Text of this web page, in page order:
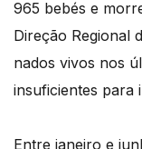
965 bebés e
Direção Regional
nados vivos nos
insuficientes para
Entre janeiro e